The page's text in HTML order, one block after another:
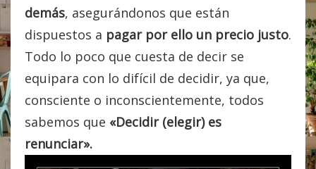
demás, asegurándonos que están
dispuestos a pagar por ello un precio justo.
Todo lo poco que cuesta de decir se
equipara con lo difícil de decidir, ya que,
consciente o inconscientemente, todos
sabemos que «Decidir (elegir) es
renunciar».